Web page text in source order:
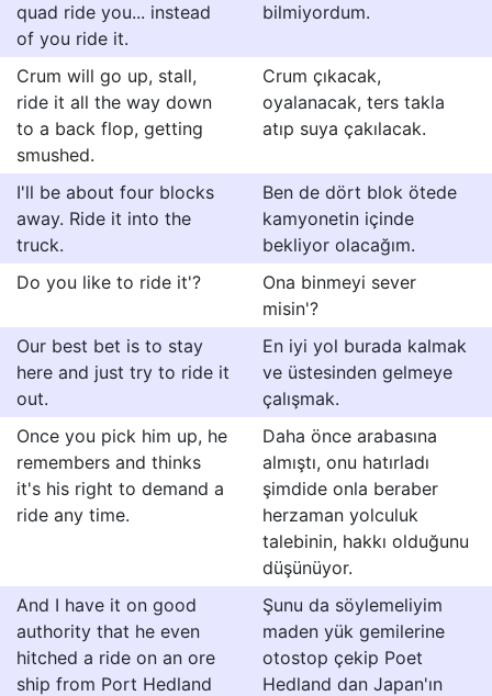
quad ride you... instead
of you ride it.
bilmiyordum.
Crum will go up, stall,
ride it all the way down
to a back flop, getting
smushed.
Crum çıkacak,
oyalanacak, ters takla
atıp suya çakılacak.
I'll be about four blocks
away. Ride it into the
truck.
Ben de dört blok ötede
kamyonetin içinde
bekliyor olacağım.
Do you like to ride it'?
Ona binmeyi sever
misin'?
Our best bet is to stay
here and just try to ride it
out.
En iyi yol burada kalmak
ve üstesinden gelmeye
çalışmak.
Once you pick him up, he
remembers and thinks
it's his right to demand a
ride any time.
Daha önce arabasına
almıştı, onu hatırladı
şimdide onla beraber
herzaman yolculuk
talebinin, hakkı olduğunu
düşünüyor.
And I have it on good
authority that he even
hitched a ride on an ore
ship from Port Hedland
Şunu da söylemeliyim
maden yük gemilerine
otostop çekip Poet
Hedland dan Japan'ın